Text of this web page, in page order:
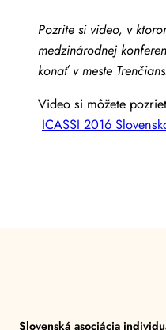
Pozrite si video, v
medzinárodnej
konať v meste
Video si môžete
ICASSI 2016
Slovenská asociácia